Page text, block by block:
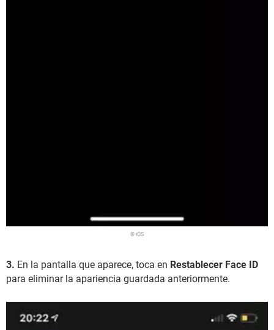
© iOS
3. En la pantalla que aparece, toca en Restablecer Face ID
para eliminar la apariencia guardada anteriormente.